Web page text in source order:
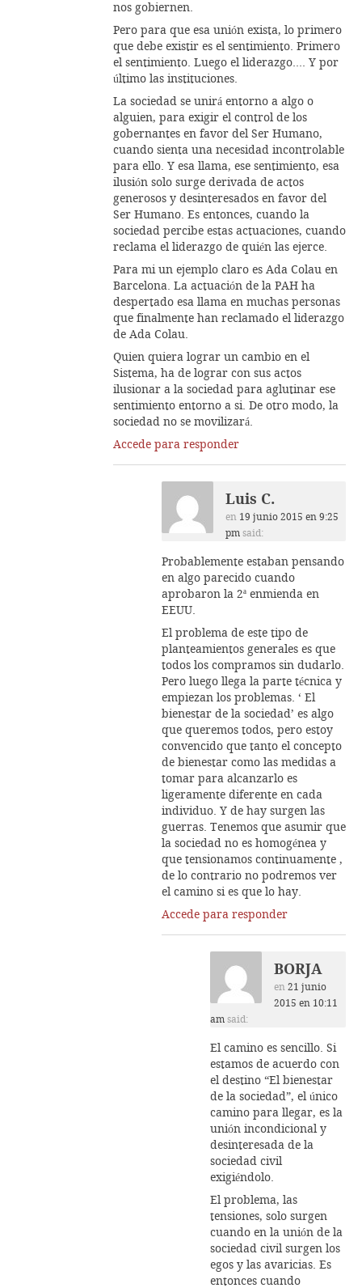
nos gobiernen.
Pero para que esa unión exista, lo primero
que debe existir es el sentimiento. Primero
el sentimiento. Luego el liderazgo…. Y por
último las instituciones.
La sociedad se unirá entorno a algo o
alguien, para exigir el control de los
gobernantes en favor del Ser Humano,
cuando sienta una necesidad incontrolable
para ello. Y esa llama, ese sentimiento, esa
ilusión solo surge derivada de actos
generosos y desinteresados en favor del
Ser Humano. Es entonces, cuando la
sociedad percibe estas actuaciones, cuando
reclama el liderazgo de quién las ejerce.
Para mi un ejemplo claro es Ada Colau en
Barcelona. La actuación de la PAH ha
despertado esa llama en muchas personas
que finalmente han reclamado el liderazgo
de Ada Colau.
Quien quiera lograr un cambio en el
Sistema, ha de lograr con sus actos
ilusionar a la sociedad para aglutinar ese
sentimiento entorno a si. De otro modo, la
sociedad no se movilizará.
Accede para responder
Luis C.
en 19 junio 2015 en 9:25
pm said:
Probablemente estaban pensando
en algo parecido cuando
aprobaron la 2ª enmienda en
EEUU.
El problema de este tipo de
planteamientos generales es que
todos los compramos sin dudarlo.
Pero luego llega la parte técnica y
empiezan los problemas. ‘ El
bienestar de la sociedad’ es algo
que queremos todos, pero estoy
convencido que tanto el concepto
de bienestar como las medidas a
tomar para alcanzarlo es
ligeramente diferente en cada
individuo. Y de hay surgen las
guerras. Tenemos que asumir que
la sociedad no es homogénea y
que tensionamos continuamente ,
de lo contrario no podremos ver
el camino si es que lo hay.
Accede para responder
BORJA
en 21 junio
2015 en 10:11
am said:
El camino es sencillo. Si
estamos de acuerdo con
el destino “El bienestar
de la sociedad”, el único
camino para llegar, es la
unión incondicional y
desinteresada de la
sociedad civil
exigiéndolo.
El problema, las
tensiones, solo surgen
cuando en la unión de la
sociedad civil surgen los
egos y las avaricias. Es
entonces cuando